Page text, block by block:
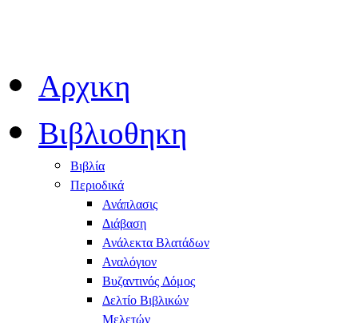
Αρχικη
Βιβλιοθηκη
Βιβλία
Περιοδικά
Ανάπλασις
Διάβαση
Ανάλεκτα Βλατάδων
Αναλόγιον
Βυζαντινός Δόμος
Δελτίο Βιβλικών
Μελετών